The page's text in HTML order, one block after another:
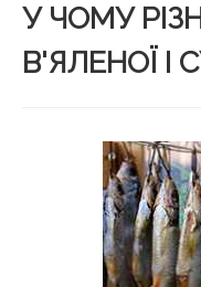
У ЧОМУ
В'ЯЛЕНОЇ І